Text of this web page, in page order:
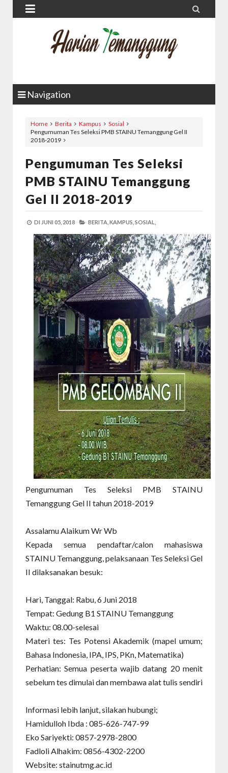
 
Navigation
Home Berita Kampus
Sosial
Pengumuman Tes Seleksi PMB STAINU Temanggung Gel II
2018-2019
Pengumuman Tes Seleksi
PMB STAINU Temanggung
Gel II 2018-2019
DI JUNI 05, 2018 BERITA, KAMPUS, SOSIAL,
Pengumuman Tes Seleksi PMB STAINU
Temanggung Gel II tahun 2018-2019
Assalamu Alaikum Wr Wb
Kepada semua pendaftar/calon mahasiswa
STAINU Temanggung, pelaksanaan Tes Seleksi Gel
II dilaksanakan besuk:
Hari, Tanggal: Rabu, 6 Juni 2018
Tempat: Gedung B1 STAINU Temanggung
Waktu: 08.00-selesai
Materi tes: Tes Potensi Akademik (mapel umum;
Bahasa Indonesia, IPA, IPS, PKn, Matematika)
Perhatian: Semua peserta wajib datang 20 menit
sebelum tes dimulai dan membawa alat tulis sendiri
Informasi lebih lanjut, silakan hubungi;
Hamidulloh Ibda : 085-626-747-99
Eko Sariyekti: 0857-2978-2800
Fadloli Alhakim: 0856-4302-2200
Website: stainutmg.ac.id